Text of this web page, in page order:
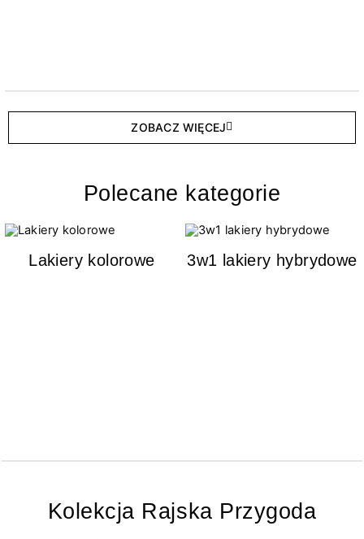
ZOBACZ WIĘCEJ
Polecane kategorie
Lakiery kolorowe 3w1 lakiery hybrydowe
Kolekcja Rajska Przygoda